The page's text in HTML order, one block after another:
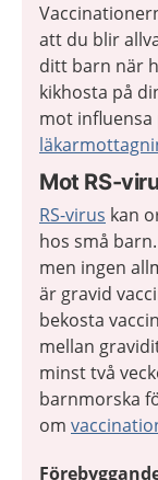
att du blir
ditt barn när
kikhosta på
mot influensa
Mot RS-
RS-virus kan
hos små
men ingen
är gravid
bekosta
mellan
minst två
barnmorska
om